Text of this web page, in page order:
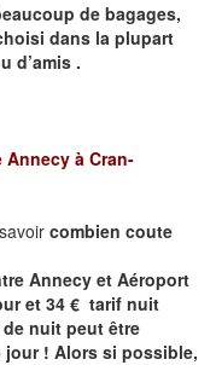
de bagages,
dans la plupart
d’amis .
Annecy à Cran-
combien coute
Annecy et Aéroport
et 34 € tarif nuit
nuit peut être
jour ! Alors si possible,